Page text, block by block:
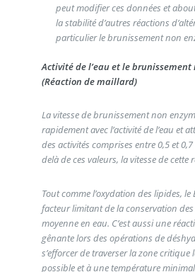
peut modifier ces données et
la stabilité d’autres réactions
particulier le brunissement non
Activité de l’eau et le
(Réaction de maillard)
La vitesse de brunissement non
rapidement avec l’activité de l’eau et
des activités comprises entre 0,5 et
delà de ces valeurs, la vitesse de cette
Tout comme l’oxydation des lipides, le
facteur limitant de la conservation
moyenne en eau. C’est aussi une
gênante lors des opérations de
s’efforcer de traverser la zone
possible et à une température